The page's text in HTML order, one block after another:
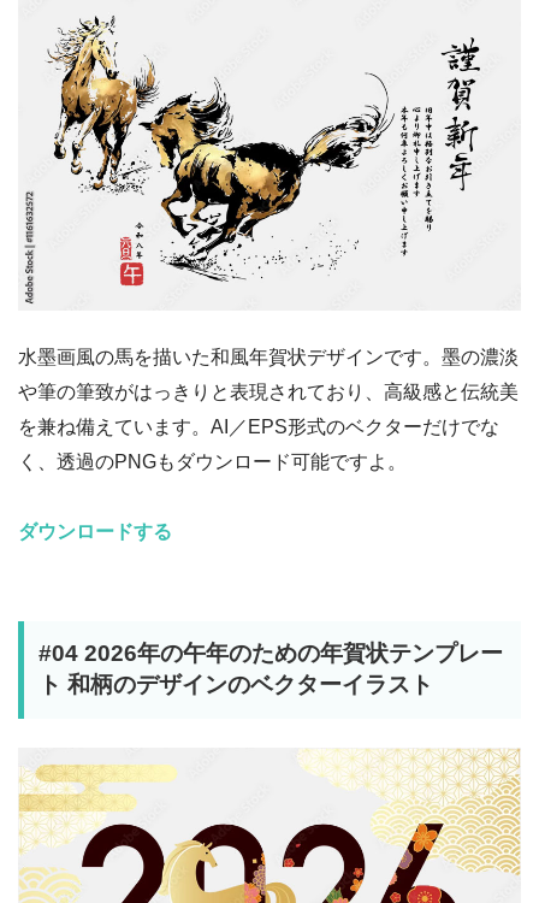
水墨画風の馬を描いた和風年賀状デザインです。墨の濃淡
や筆の筆致がはっきりと表現されており、高級感と伝統美
を兼ね備えています。AI／EPS形式のベクターだけでな
く、透過のPNGもダウンロード可能ですよ。
ダウンロードする
#04 2026年の午年のための年賀状テンプレー
ト 和柄のデザインのベクターイラスト